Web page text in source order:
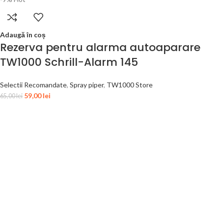
Adaugă în coș
Rezerva pentru alarma autoaparare
TW1000 Schrill-Alarm 145
Selectii Recomandate, Spray piper, TW1000 Store
65,00lei 59,00lei